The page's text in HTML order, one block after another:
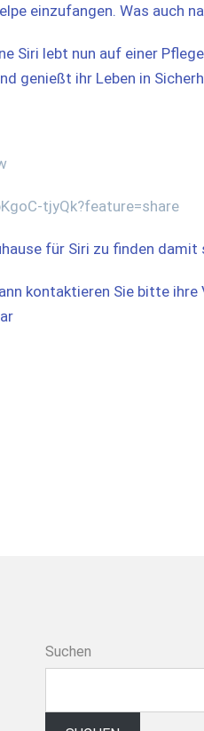
einzufangen. Was auch
Siri lebt nun auf einer
genießt ihr Leben in
tjyQk?feature=share
für Siri zu finden
kontaktieren Sie bitte
Suchen